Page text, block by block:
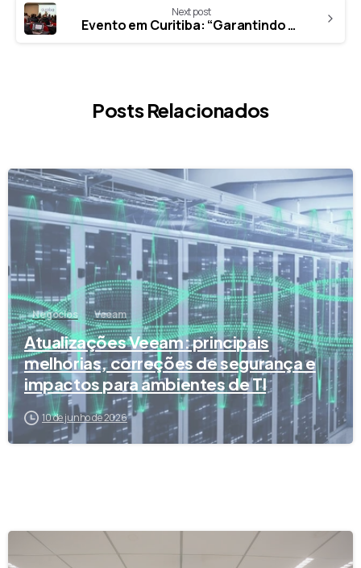
Next post
Evento em Curitiba: “Garantindo Resiliência e Segurança” com Soluções da Zerto e Aruba
Negócios Veeam
Atualizações Veeam: principais
melhorias, correções de segurança e
impactos para ambientes de TI
10 de junho de 2026